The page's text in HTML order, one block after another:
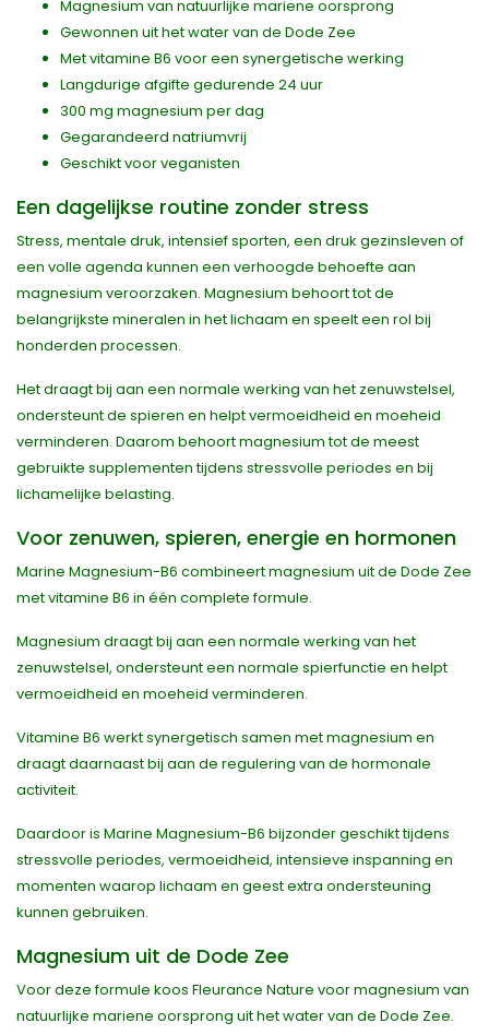
Magnesium van natuurlijke mariene oorsprong
Gewonnen uit het water van de Dode Zee
Met vitamine B6 voor een synergetische werking
Langdurige afgifte gedurende 24 uur
300 mg magnesium per dag
Gegarandeerd natriumvrij
Geschikt voor veganisten
Een dagelijkse routine zonder stress
Stress, mentale druk, intensief sporten, een druk gezinsleven of
een volle agenda kunnen een verhoogde behoefte aan
magnesium veroorzaken. Magnesium behoort tot de
belangrijkste mineralen in het lichaam en speelt een rol bij
honderden processen.
Het draagt bij aan een normale werking van het zenuwstelsel,
ondersteunt de spieren en helpt vermoeidheid en moeheid
verminderen. Daarom behoort magnesium tot de meest
gebruikte supplementen tijdens stressvolle periodes en bij
lichamelijke belasting.
Voor zenuwen, spieren, energie en hormonen
Marine Magnesium-B6 combineert magnesium uit de Dode Zee
met vitamine B6 in één complete formule.
Magnesium draagt bij aan een normale werking van het
zenuwstelsel, ondersteunt een normale spierfunctie en helpt
vermoeidheid en moeheid verminderen.
Vitamine B6 werkt synergetisch samen met magnesium en
draagt daarnaast bij aan de regulering van de hormonale
activiteit.
Daardoor is Marine Magnesium-B6 bijzonder geschikt tijdens
stressvolle periodes, vermoeidheid, intensieve inspanning en
momenten waarop lichaam en geest extra ondersteuning
kunnen gebruiken.
Magnesium uit de Dode Zee
Voor deze formule koos Fleurance Nature voor magnesium van
natuurlijke mariene oorsprong uit het water van de Dode Zee.